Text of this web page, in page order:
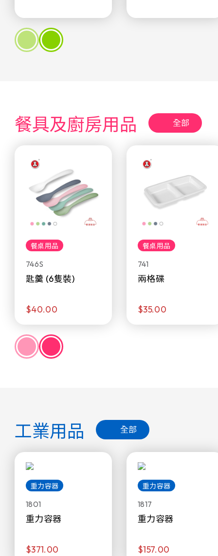
餐具及廚房用品 全部
餐桌用品
746S
匙羹 (6隻裝)
$40.00
餐桌用品
741
兩格碟
$35.00
工業用品 全部
重力容器
1801
重力容器
$371.00
重力容器
1817
重力容器
$157.00